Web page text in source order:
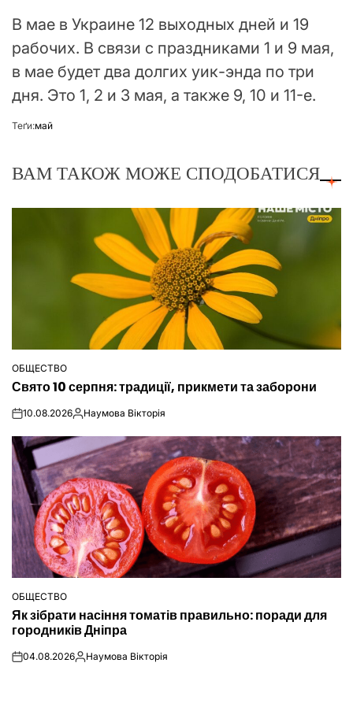
В мае в Украине 12 выходных дней и 19
рабочих. В связи с праздниками 1 и 9 мая,
в мае будет два долгих уик-энда по три
дня. Это 1, 2 и 3 мая, а также 9, 10 и 11-е.
Теґи:май
ВАМ ТАКОЖ МОЖЕ СПОДОБАТИСЯ
ОПУБЛІКУВАТИ
У
ОБЩЕСТВО
Свято 10 серпня: традиції, прикмети та заборони
on10.08.2026Опубліковано
Наумова Вікторія
ОПУБЛІКУВАТИ
У
ОБЩЕСТВО
Як зібрати насіння томатів правильно: поради для
городників Дніпра
on04.08.2026Опубліковано
Наумова Вікторія